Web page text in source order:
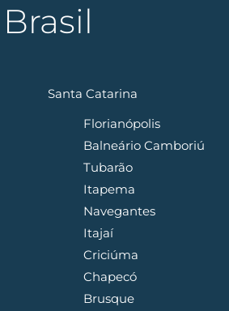
Brasil
Santa Catarina
Florianópolis
Balneário Camboriú
Tubarão
Itapema
Navegantes
Itajaí
Criciúma
Chapecó
Brusque